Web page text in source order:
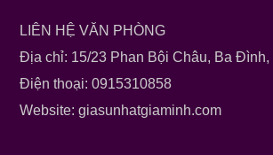
LIÊN HỆ VĂN PHÒNG
Địa chỉ: 15/23 Phan Bội Châu, Ba Đình,
Điện thoại: 0915310858
Website: giasunhatgiaminh.com